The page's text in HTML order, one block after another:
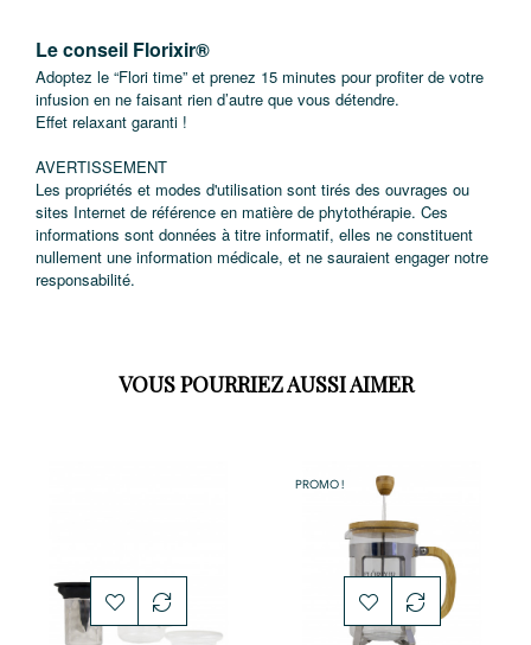
Le conseil Florixir®
Adoptez le “Flori time” et prenez 15 minutes pour profiter de votre
infusion en ne faisant rien d’autre que vous détendre.
Effet relaxant garanti !
AVERTISSEMENT
Les propriétés et modes d'utilisation sont tirés des ouvrages ou
sites Internet de référence en matière de phytothérapie. Ces
informations sont données à titre informatif, elles ne constituent
nullement une information médicale, et ne sauraient engager notre
responsabilité.
VOUS POURRIEZ AUSSI AIMER
PROMO !